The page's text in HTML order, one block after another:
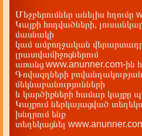
Մեջբերումներ անելիս
Կայքի հոդվածների,
մասնակի
կամ ամբողջական
լրատվամիջոցներում
առանց www.anunner.com-ին
Գովազդների
մեկնաբանությունների
և կարծիքների համար կայքը
Կայքում ներկայացված
խնդրում ենք
տեղեկացնել